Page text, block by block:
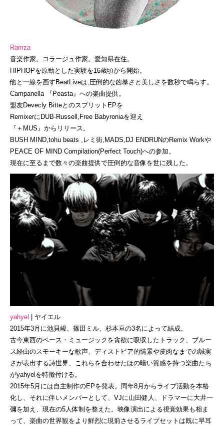
Ramza
音楽作家。コラージュ作家。愛知県在住。
HIPHOPを原動とした実験を16歳頃から開始。
他と一線を画すBeatLiveは,圧倒的な凶暴さと美しさを数秒で鳴らす。
Campanella 『Peasta』への楽曲提供。
盟友Devecly BitteとのスプリットEPを
RemixerにDUB-Russell,Free Babyroniaを迎え
『＋MUS』からリリース。
BUSH MIND,tohu beats ,レミ街,MADS,DJ ENDRUNのRemix Workや
PEACE OF MIND Compilation(Perfect Touch)への参加。
現在に至るまで数々の楽曲提供で圧倒的な音像を世に残した。
yahyel
| ヤイエル
2015年3月に池貝峻、篠田ミル、杉本亘の3名によって結成。
古今東西のベース・ミュージックを貪欲に吸収したトラック、ブルー
ス経由のスモーキーな歌声、ディストピア的情景や皮肉なまでの誠実
さが表出する詩世界、これらを合わせたほの暗い質感を持つ楽曲たち
がyahyelを特徴付ける。
2015年5月には自主制作のEPを発表。同年8月からライブ活動を本格
化し、それに伴いメンバーとして、VJに山田健人、ドラマーに大井一
彌を加え、現在の5人体制を整えた。映像演出による視覚効果も相ま
って、楽曲の世界観をより鮮烈に現前させるライブセットは既に早耳